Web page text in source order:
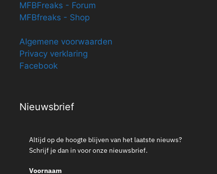
MFBFreaks - Forum
MFBfreaks - Shop
Algemene voorwaarden
Privacy verklaring
Facebook
Nieuwsbrief
Altijd op de hoogte blijven van het laatste nieuws?
Schrijf je dan in voor onze nieuwsbrief.
Voornaam